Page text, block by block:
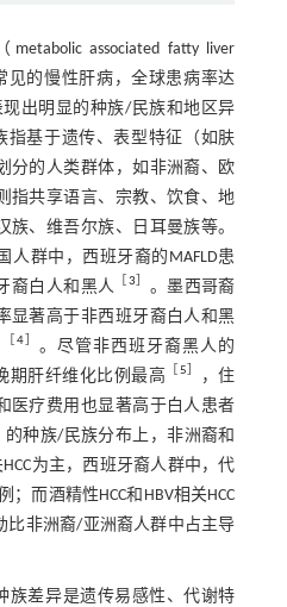
associated fatty liver
见的慢性肝病，全球患病率达
现出明显的种族/民族和地区异
指基于遗传、表型特征（如肤
分的人类群体，如非洲裔、欧
指共享语言、宗教、饮食、地
族、维吾尔族、日耳曼族等。
人群中，西班牙裔的MAFLD患
裔白人和黑人
［3］ 。墨西哥裔
显著高于非西班牙裔白人和黑
［4］ 。尽管非西班牙裔黑人的
期肝纤维化比例最高
［5］
，住
医疗费用也显著高于白人患者
的种族/民族分布上，非洲裔和
为主，西班牙裔人群中，代
；而酒精性HCC和HBV相关HCC
比非洲裔/亚洲裔人群中占主导
族差异是遗传易感性、代谢特